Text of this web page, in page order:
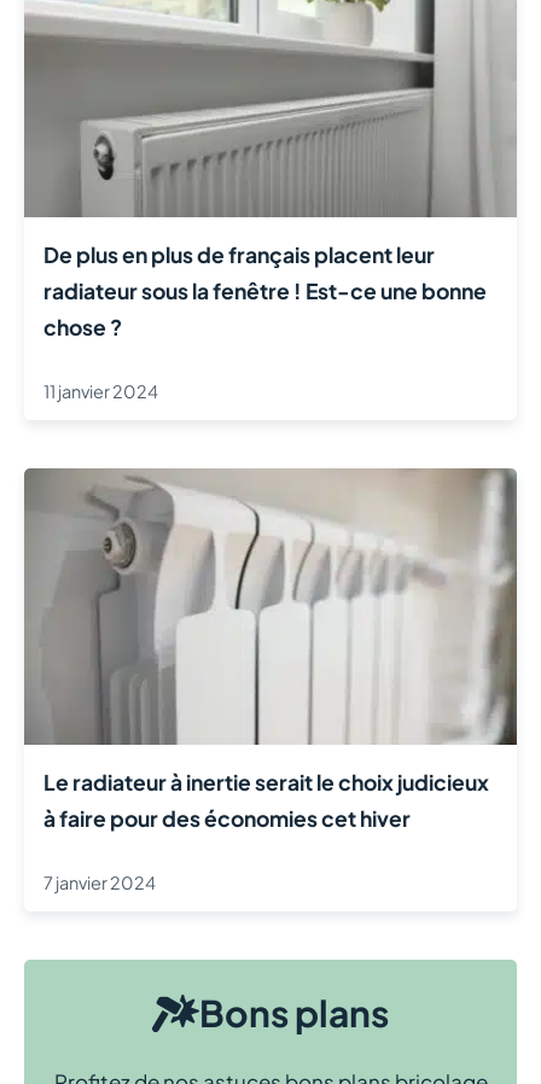
De plus en plus de français placent leur
radiateur sous la fenêtre ! Est-ce une bonne
chose ?
11 janvier 2024
Le radiateur à inertie serait le choix judicieux
à faire pour des économies cet hiver
7 janvier 2024
Bons plans